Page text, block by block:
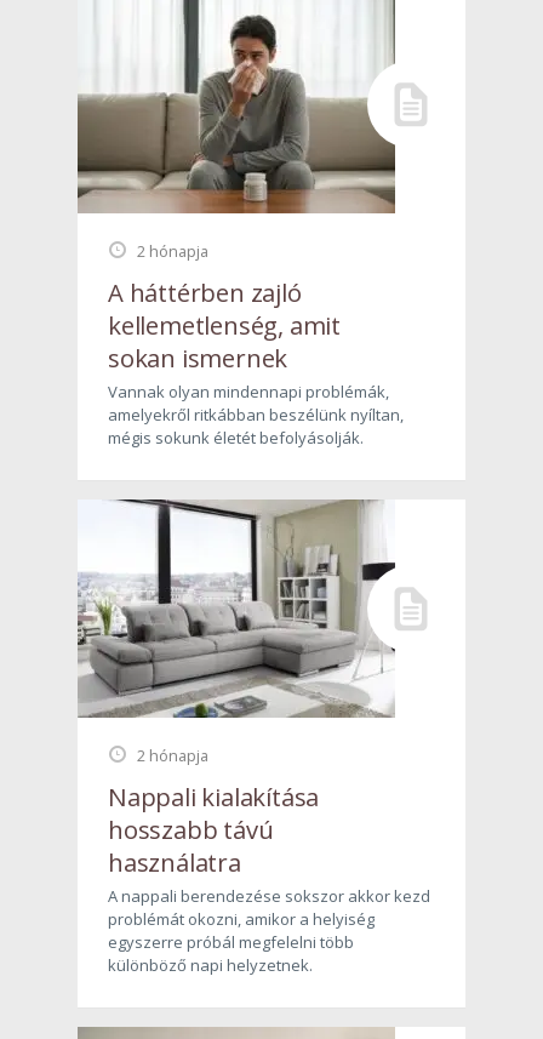
2 hónapja
A háttérben zajló
kellemetlenség, amit
sokan ismernek
Vannak olyan mindennapi problémák,
amelyekről ritkábban beszélünk nyíltan,
mégis sokunk életét befolyásolják.
2 hónapja
Nappali kialakítása
hosszabb távú
használatra
A nappali berendezése sokszor akkor kezd
problémát okozni, amikor a helyiség
egyszerre próbál megfelelni több
különböző napi helyzetnek.